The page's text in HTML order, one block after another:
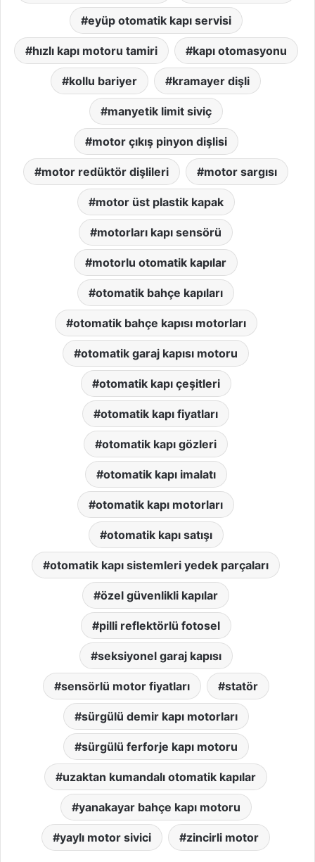
eyüp otomatik kapı servisi
hızlı kapı motoru tamiri kapı otomasyonu
kollu bariyer kramayer dişli
manyetik limit siviç
motor çıkış pinyon dişlisi
motor redüktör dişlileri motor sargısı
motor üst plastik kapak
motorları kapı sensörü
motorlu otomatik kapılar
otomatik bahçe kapıları
otomatik bahçe kapısı motorları
otomatik garaj kapısı motoru
otomatik kapı çeşitleri
otomatik kapı fiyatları
otomatik kapı gözleri
otomatik kapı imalatı
otomatik kapı motorları
otomatik kapı satışı
otomatik kapı sistemleri yedek parçaları
özel güvenlikli kapılar
pilli reflektörlü fotosel
seksiyonel garaj kapısı
sensörlü motor fiyatları statör
sürgülü demir kapı motorları
sürgülü ferforje kapı motoru
uzaktan kumandalı otomatik kapılar
yanakayar bahçe kapı motoru
yaylı motor sivici zincirli motor